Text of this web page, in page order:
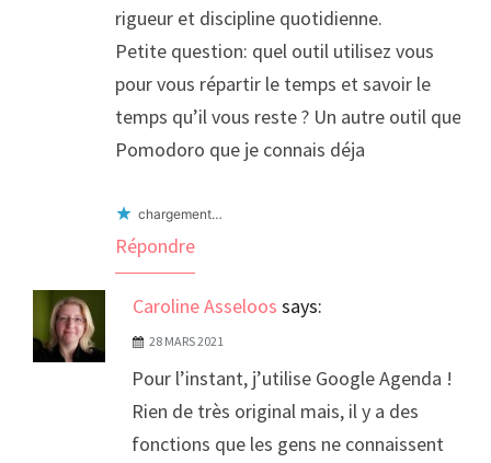
rigueur et discipline quotidienne.
Petite question: quel outil utilisez vous
pour vous répartir le temps et savoir le
temps qu’il vous reste ? Un autre outil que
Pomodoro que je connais déja
chargement…
Répondre
Caroline Asseloos says:
28 MARS 2021
Pour l’instant, j’utilise Google Agenda !
Rien de très original mais, il y a des
fonctions que les gens ne connaissent